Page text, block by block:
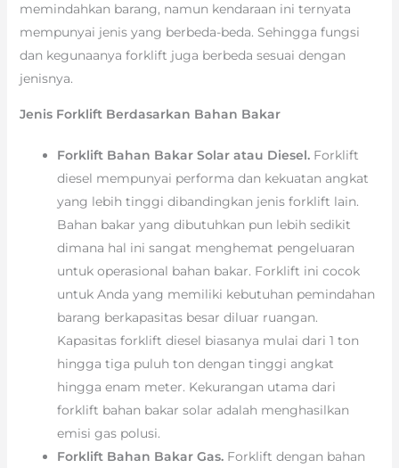
memindahkan barang, namun kendaraan ini ternyata
mempunyai jenis yang berbeda-beda. Sehingga fungsi
dan kegunaanya forklift juga berbeda sesuai dengan
jenisnya.
Jenis Forklift Berdasarkan Bahan Bakar
Forklift Bahan Bakar Solar atau Diesel. Forklift
diesel mempunyai performa dan kekuatan angkat
yang lebih tinggi dibandingkan jenis forklift lain.
Bahan bakar yang dibutuhkan pun lebih sedikit
dimana hal ini sangat menghemat pengeluaran
untuk operasional bahan bakar. Forklift ini cocok
untuk Anda yang memiliki kebutuhan pemindahan
barang berkapasitas besar diluar ruangan.
Kapasitas forklift diesel biasanya mulai dari 1 ton
hingga tiga puluh ton dengan tinggi angkat
hingga enam meter. Kekurangan utama dari
forklift bahan bakar solar adalah menghasilkan
emisi gas polusi.
Forklift Bahan Bakar Gas. Forklift dengan bahan